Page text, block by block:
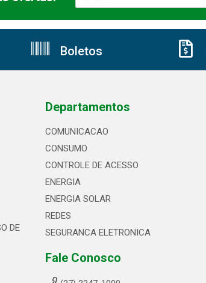
Boletos
DE
Departamentos
COMUNICACAO
CONSUMO
CONTROLE DE ACESSO
ENERGIA
ENERGIA SOLAR
REDES
SEGURANCA ELETRONICA
Fale Conosco